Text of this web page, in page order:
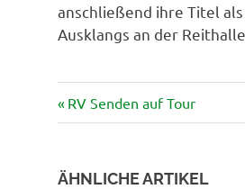
anschließend ihre Titel
Ausklangs an der Reithalle.
Vorheriger
Beitrag:
RV Senden auf Tour
ÄHNLICHE ARTIKEL